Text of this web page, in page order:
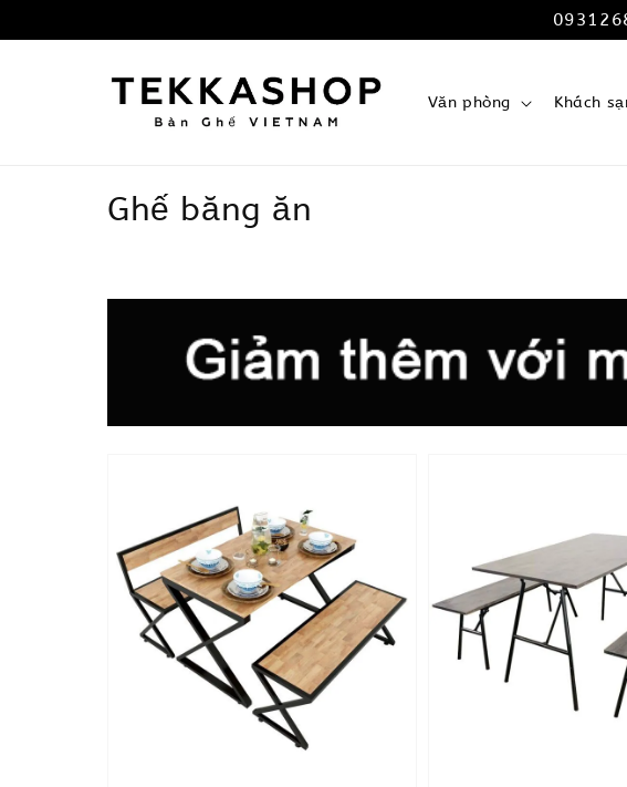
Văn phòng Khách
Ghế băng ăn